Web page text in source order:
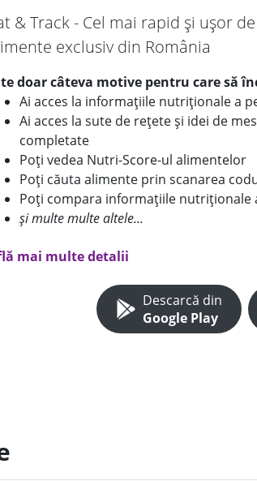
& Track - Cel mai rapid și ușor
exclusiv din România
doar câteva motive pentru care să
Ai acces la informațiile nutriționale a
Ai acces la sute de rețete și idei de
completate
Poți vedea Nutri-Score-ul alimentelor
Poți căuta alimente prin scanarea
Poți compara informațiile nutriționale
și multe multe altele...
mai multe detalii
Descarcă din
Google Play